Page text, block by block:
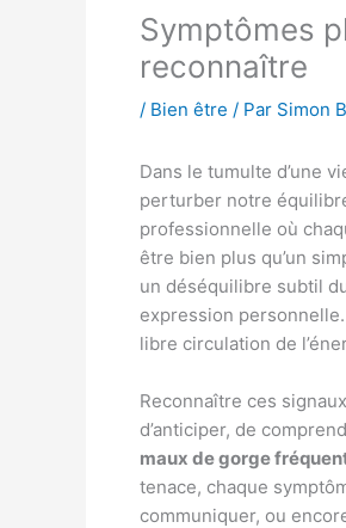
Symptômes
reconnaître
/ Bien être / Par Simon
Dans le tumulte d’une
perturber notre
professionnelle où
être bien plus qu’un
un déséquilibre subtil
expression
libre circulation de
Reconnaître ces
d’anticiper, de
maux de gorge
tenace, chaque
communiquer, ou